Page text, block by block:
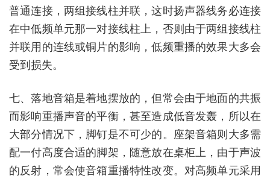
普通连接，两组接线柱并联，这时扬声器线务必连接
在中低频单元那一对接线柱上，否则由于两组接线柱
并联用的连线或铜片的影响，低频重播的效果大多会
受到损失。
七、落地音箱是着地摆放的，但常会由于地面的共振
而影响重播声音的平衡，甚至造成低音发轰，所以在
大部分情况下，脚钉是不可少的。座架音箱则大多需
配一付高度合适的脚架，随意放在桌柜上，由于声波
的反射，常会使音箱重播特性改变。对高频单元采用